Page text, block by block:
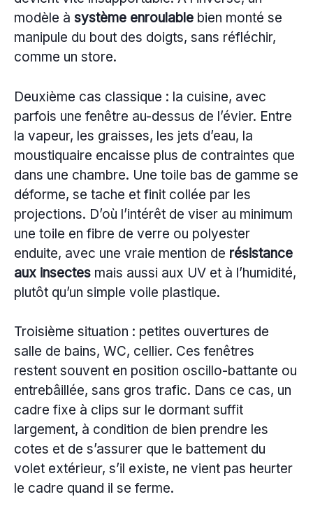
modèle à système enroulable bien monté se
manipule du bout des doigts, sans réfléchir,
comme un store.
Deuxième cas classique : la cuisine, avec
parfois une fenêtre au-dessus de l’évier. Entre
la vapeur, les graisses, les jets d’eau, la
moustiquaire encaisse plus de contraintes que
dans une chambre. Une toile bas de gamme se
déforme, se tache et finit collée par les
projections. D’où l’intérêt de viser au minimum
une toile en fibre de verre ou polyester
enduite, avec une vraie mention de résistance
aux insectes mais aussi aux UV et à l’humidité,
plutôt qu’un simple voile plastique.
Troisième situation : petites ouvertures de
salle de bains, WC, cellier. Ces fenêtres
restent souvent en position oscillo-battante ou
entrebâillée, sans gros trafic. Dans ce cas, un
cadre fixe à clips sur le dormant suffit
largement, à condition de bien prendre les
cotes et de s’assurer que le battement du
volet extérieur, s’il existe, ne vient pas heurter
le cadre quand il se ferme.